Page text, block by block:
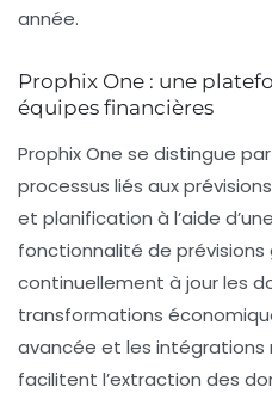
année.
Prophix One : une
équipes financières
Prophix One se distingue
processus liés aux
et planification à l’aide
fonctionnalité de
continuellement à jour les
transformations
avancée et les intégrations
facilitent l’extraction des